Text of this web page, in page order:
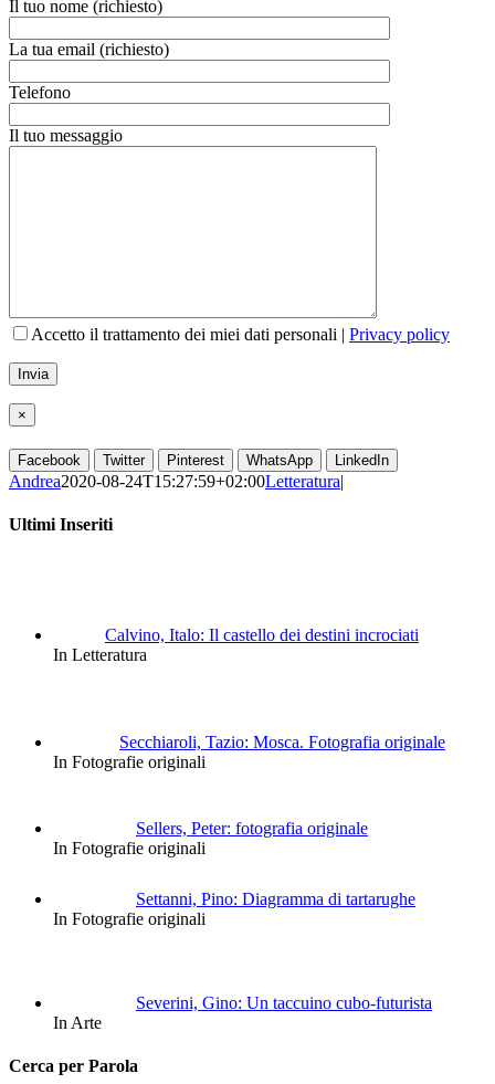
Il tuo nome (richiesto)
La tua email (richiesto)
Telefono
Il tuo messaggio
Accetto il trattamento dei miei dati personali | Privacy policy
×
Facebook Twitter Pinterest WhatsApp LinkedIn
Andrea2020-08-24T15:27:59+02:00Letteratura|
Ultimi Inseriti
Calvino, Italo: Il castello dei destini incrociati
In Letteratura
Secchiaroli, Tazio: Mosca. Fotografia originale
In Fotografie originali
Sellers, Peter: fotografia originale
In Fotografie originali
Settanni, Pino: Diagramma di tartarughe
In Fotografie originali
Severini, Gino: Un taccuino cubo-futurista
In Arte
Cerca per Parola